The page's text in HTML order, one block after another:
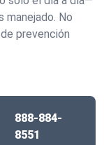
manejado. No
prevención
888-884-
8551